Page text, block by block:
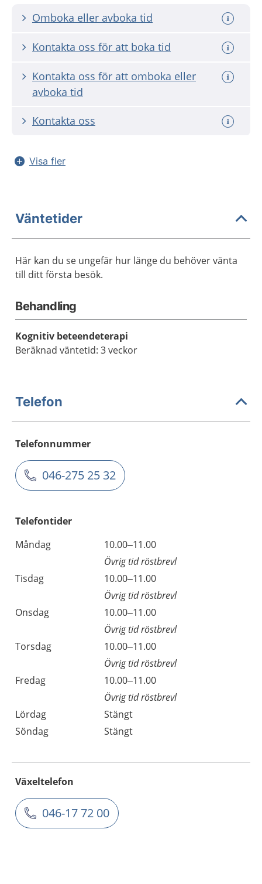
Omboka eller avboka tid
Kontakta oss för att boka tid
Kontakta oss för att omboka eller
avboka tid
Kontakta oss
Visa fler
Väntetider
Här kan du se ungefär hur länge du behöver vänta
till ditt första besök.
Behandling
Kognitiv beteendeterapi
Beräknad väntetid: 3 veckor
Telefon
Telefonnummer
046-275 25 32
Telefontider
Måndag
10.00–11.00
Övrig tid röstbrevl
Tisdag
10.00–11.00
Övrig tid röstbrevl
Onsdag
10.00–11.00
Övrig tid röstbrevl
Torsdag
10.00–11.00
Övrig tid röstbrevl
Fredag
10.00–11.00
Övrig tid röstbrevl
Lördag
Stängt
Söndag
Stängt
Växeltelefon
046-17 72 00